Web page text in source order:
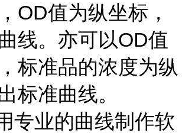
OD值为纵坐标，
线。亦可以OD值
标准品的浓度为纵
标准曲线。
专业的曲线制作软